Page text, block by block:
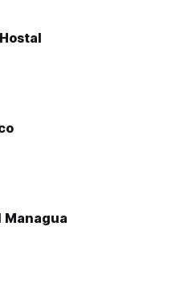
Managua